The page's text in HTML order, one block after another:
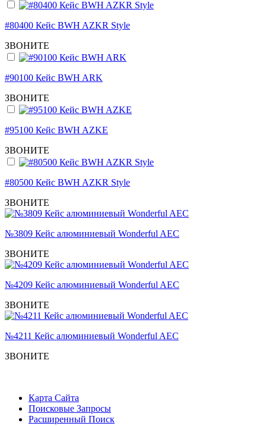
#80400 Кейс BWH AZKR Style
ЗВОНИТЕ
#90100 Кейс BWH ARK
ЗВОНИТЕ
#95100 Кейс BWH AZKE
ЗВОНИТЕ
#80500 Кейс BWH AZKR Style
ЗВОНИТЕ
№3809 Кейс алюминиевый Wonderful AEC
ЗВОНИТЕ
№4209 Кейс алюминиевый Wonderful AEC
ЗВОНИТЕ
№4211 Кейс алюминиевый Wonderful AEC
ЗВОНИТЕ
Карта Сайта
Поисковые Запросы
Расширенный Поиск